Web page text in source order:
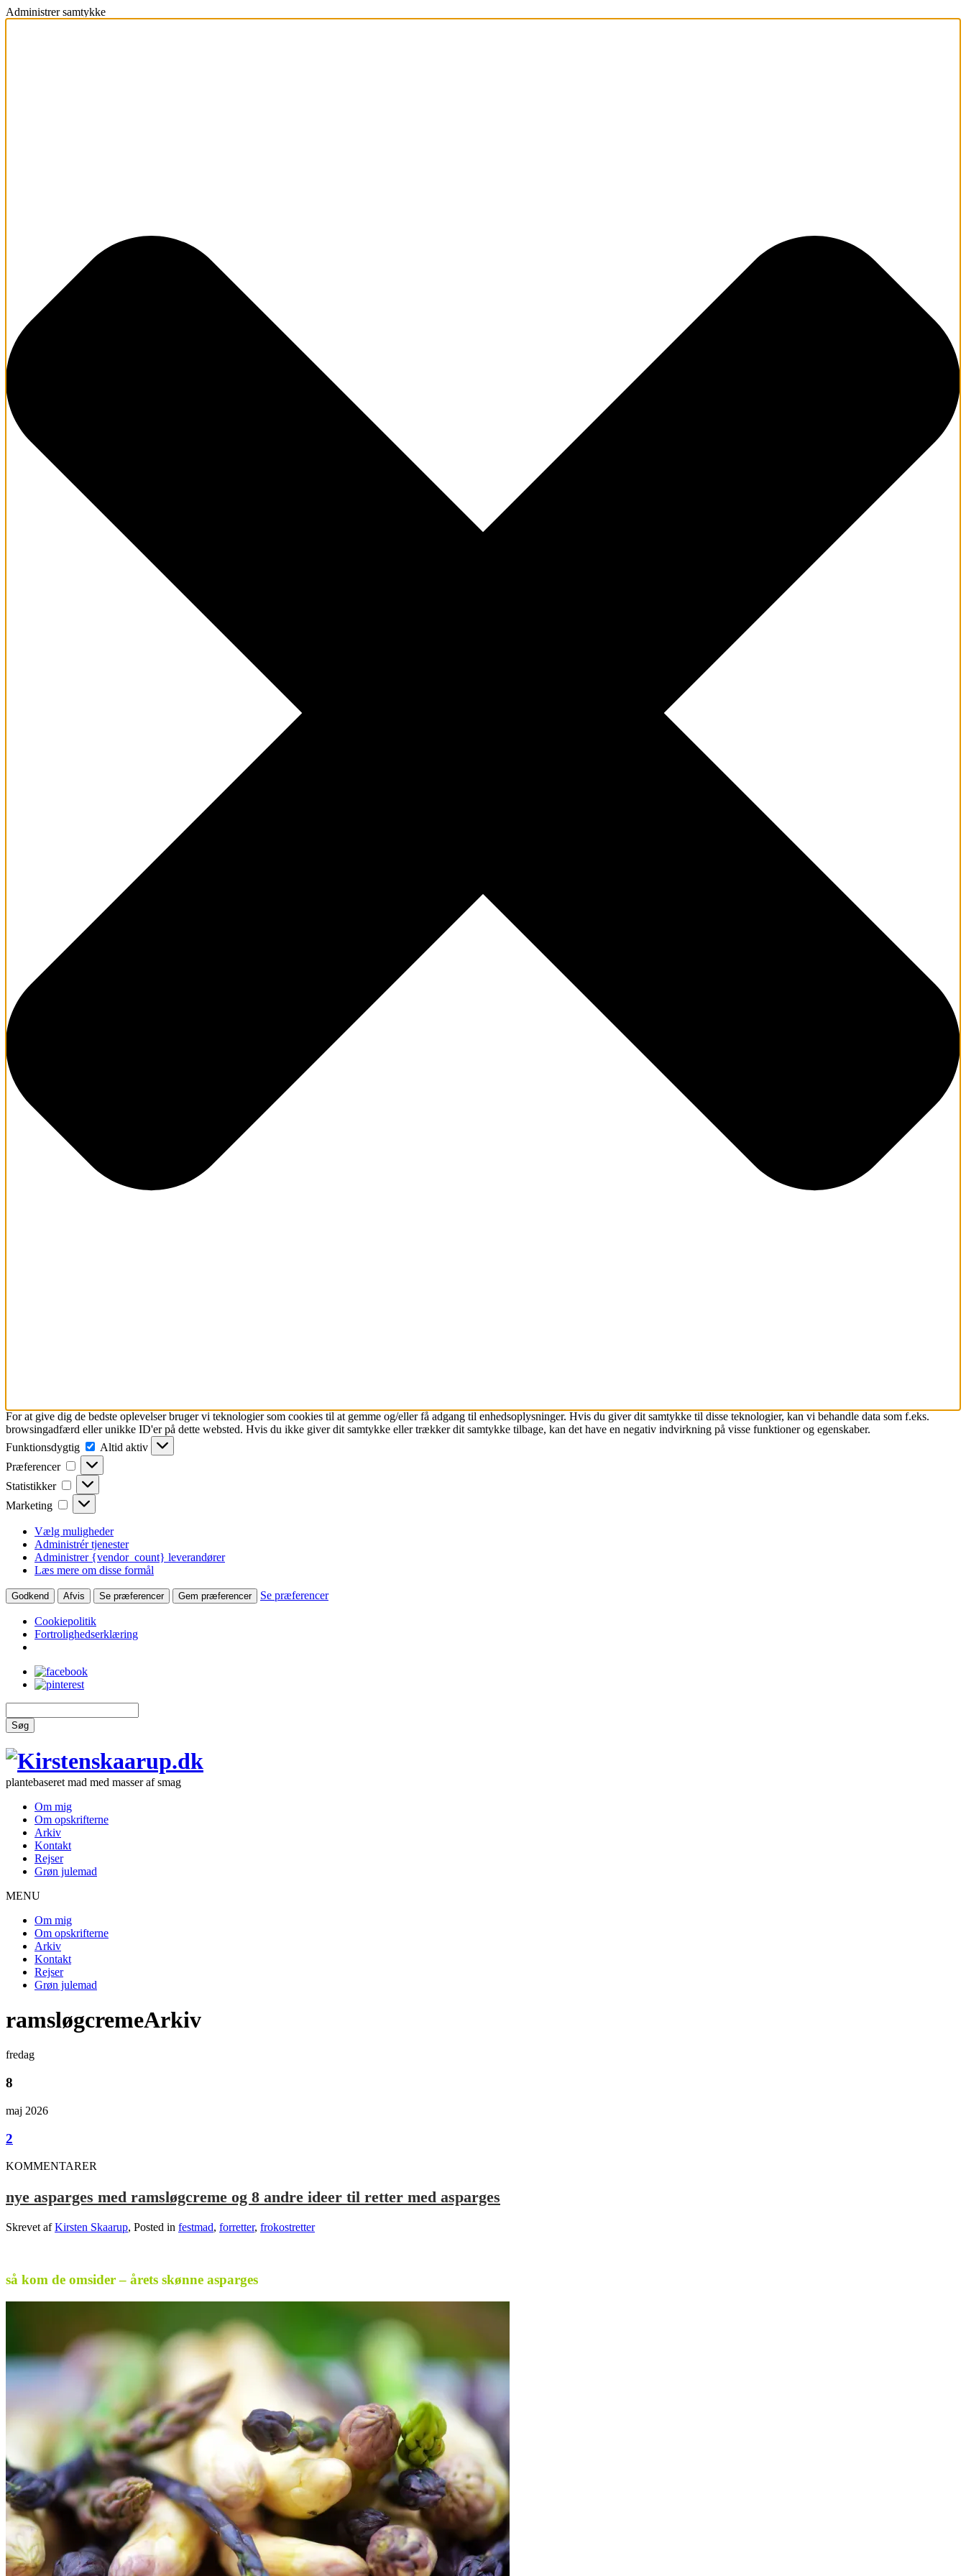
Administrer samtykke
For at give dig de bedste oplevelser bruger vi teknologier som cookies til at gemme og/eller få adgang til enhedsoplysninger. Hvis du giver dit samtykke til disse teknologier, kan vi behandle data som f.eks.
browsingadfærd eller unikke ID'er på dette websted. Hvis du ikke giver dit samtykke eller trækker dit samtykke tilbage, kan det have en negativ indvirkning på visse funktioner og egenskaber.
Funktionsdygtig
Funktionsdygtig
Altid aktiv
Præferencer
Præferencer
Statistikker Statistikker
Marketing Marketing
Vælg muligheder
Administrér tjenester
Administrer {vendor_count} leverandører
Læs mere om disse formål
Godkend Afvis Se præferencer Gem præferencer Se præferencer
Cookiepolitik
Fortrolighedserklæring
Søg
plantebaseret mad med masser af smag
Om mig
Om opskrifterne
Arkiv
Kontakt
Rejser
Grøn julemad
MENU
Om mig
Om opskrifterne
Arkiv
Kontakt
Rejser
Grøn julemad
ramsløgcremeArkiv
fredag
8
maj 2026
2
KOMMENTARER
nye asparges med ramsløgcreme og 8 andre ideer til retter med asparges
Skrevet afKirsten Skaarup, Posted in festmad, forretter, frokostretter
så kom de omsider – årets skønne asparges